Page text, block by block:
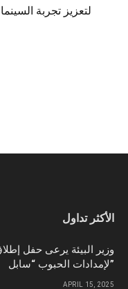
الأكثر تداول
وزير البيئة يرعى حفل
لإمدادات الحبوب “سابل”
APRIL 15, 2025